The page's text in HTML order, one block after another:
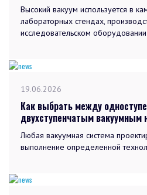
Высокий вакуум используется в
лабораторных стендах,
исследовательском
19.06.2026
Как выбрать между
двухступенчатым вакуумным
Любая вакуумная система
выполнение определенной